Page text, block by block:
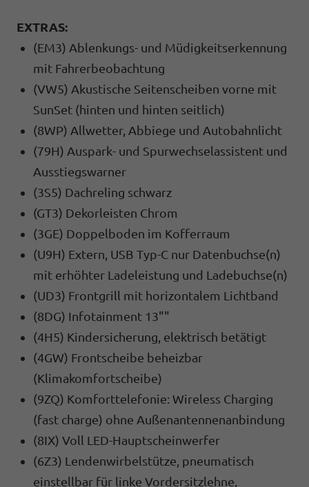
EXTRAS:
(EM3) Ablenkungs- und Müdigkeitserkennung
mit Fahrerbeobachtung
(VW5) Akustische Seitenscheiben vorne mit
SunSet (hinten und hinten seitlich)
(8WP) Allwetter, Abbiege und Autobahnlicht
(79H) Auspark- und Spurwechselassistent und
Ausstiegswarner
(3S5) Dachreling schwarz
(GT3) Dekorleisten Chrom
(3GE) Doppelboden im Kofferraum
(U9H) Extern, USB Typ-C nur Datenbuchse(n)
mit erhöhter Ladeleistung und Ladebuchse(n)
(UD3) Frontgrill mit horizontalem Lichtband
(8DG) Infotainment 13""
(4H5) Kindersicherung, elektrisch betätigt
(4GW) Frontscheibe beheizbar
(Klimakomfortscheibe)
(9ZQ) Komforttelefonie: Wireless Charging
(fast charge) ohne Außenantennenanbindung
(8IX) Voll LED-Hauptscheinwerfer
(6Z3) Lendenwirbelstütze, pneumatisch
einstellbar für linke Vordersitzlehne,